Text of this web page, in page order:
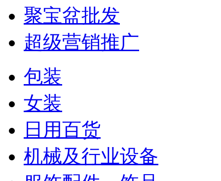
聚宝盆批发
超级营销推广
包装
女装
日用百货
机械及行业设备